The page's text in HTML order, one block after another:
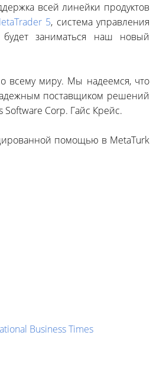
всей линейки продуктов
5, система управления
заниматься наш новый
всему миру. Мы надеемся, что
поставщиком решений
Software Corp. Гайс Крейс.
помощью в MetaTurk
Business Times